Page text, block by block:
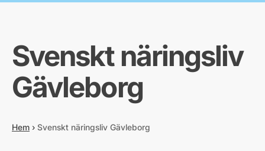
Svenskt näringsliv
Gävleborg
Hem › Svenskt näringsliv Gävleborg